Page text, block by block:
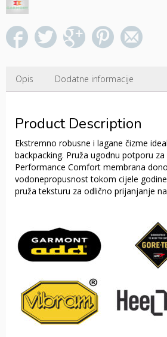
Opis Dodatne informacije
Product Description
Ekstremno robusne i lagane čizme
backpacking. Pruža ugodnu potporu za
Performance Comfort membrana
vodonepropusnost tokom cijele
pruža teksturu za odlično prijanjanje